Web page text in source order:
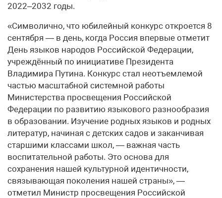
2022–2032 годы.
«Символично, что юбилейный конкурс откроется 8
сентября — в день, когда Россия впервые отметит
День языков народов Российской Федерации,
учреждённый по инициативе Президента
Владимира Путина. Конкурс стал неотъемлемой
частью масштабной системной работы
Министерства просвещения Российской
Федерации по развитию языкового разнообразия
в образовании. Изучение родных языков и родных
литератур, начиная с детских садов и заканчивая
старшими классами школ, — важная часть
воспитательной работы. Это основа для
сохранения нашей культурной идентичности,
связывающая поколения нашей страны», —
отметил Министр просвещения Российской